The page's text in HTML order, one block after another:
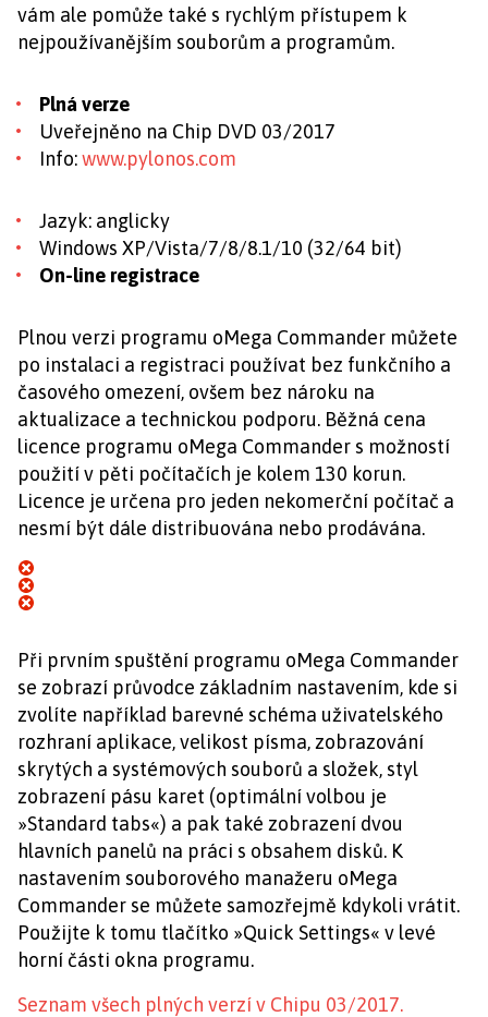
vám ale pomůže také s rychlým přístupem k
nejpoužívanějším souborům a programům.
Plná verze
Uveřejněno na Chip DVD 03/2017
Info:www.pylonos.com
Jazyk: anglicky
Windows XP/Vista/7/8/8.1/10 (32/64 bit)
On-line registrace
Plnou verzi programu oMega Commander můžete
po instalaci a registraci používat bez funkčního a
časového omezení, ovšem bez nároku na
aktualizace a technickou podporu. Běžná cena
licence programu oMega Commander s možností
použití v pěti počítačích je kolem 130 korun.
Licence je určena pro jeden nekomerční počítač a
nesmí být dále distribuována nebo prodávána.
Při prvním spuštění programu oMega Commander
se zobrazí průvodce základním nastavením, kde si
zvolíte například barevné schéma uživatelského
rozhraní aplikace, velikost písma, zobrazování
skrytých a systémových souborů a složek, styl
zobrazení pásu karet (optimální volbou je
»Standard tabs«) a pak také zobrazení dvou
hlavních panelů na práci s obsahem disků. K
nastavením souborového manažeru oMega
Commander se můžete samozřejmě kdykoli vrátit.
Použijte k tomu tlačítko »Quick Settings« v levé
horní části okna programu.
Seznam všech plných verzí v Chipu 03/2017.